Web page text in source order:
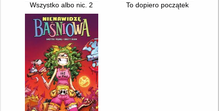
Wszystko albo nic. 2 To dopiero początek